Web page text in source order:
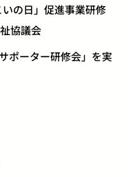
の日」促進事業研修
協議会
ポーター研修会」を実